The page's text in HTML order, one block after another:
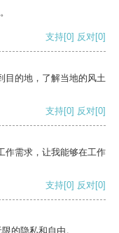
支持[0] 反对[0]
目的地，了解当地的风土
支持[0] 反对[0]
作需求，让我能够在工作
支持[0] 反对[0]
的隐私和自由。